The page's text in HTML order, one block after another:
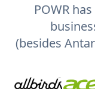
POWR
(besides